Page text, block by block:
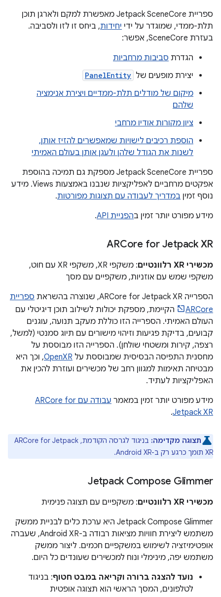
ספריית Jetpack SceneCore מאפשרת למקם ולארגן תוכן
תלת-ממדי, שמוגדר על ידי יחידות, ביחס זו לזו ולסביבה.
בעזרת SceneCore, אפשר:
הגדרת סביבות מרחביות
יצירת מופעים של PanelEntity
מיקום של מודלים תלת-ממדיים ויצירת אנימציה
שלהם
ציון מקורות אודיו מרחבי
הוספת רכיבים לישויות שמאפשרים להזיז אותן,
לשנות את הגודל שלהן ולעגן אותן בעולם האמיתי
ספריית Jetpack SceneCore מספקת גם תמיכה בהוספת
אפקטים מרחביים לאפליקציות שנבנו באמצעות Views. מידע
נוסף זמין במדריך לעבודה עם תצוגות מפורטות.
מידע מפורט יותר זמין בהפניית API .
‫ARCore for Jetpack XR
מכשירי XR רלוונטיים
: משקפי XR, משקפי XR עם חוט,
משקפי שמש עם אוזניות, משקפיים עם מסך
הספרייה ARCore for Jetpack XR, שנוצרה בהשראת
ספריית
ARCore
הקיימת, מספקת יכולות לשילוב תוכן דיגיטלי עם
העולם האמיתי. הספרייה הזו כוללת מעקב תנועה, עוגנים
קבועים, בדיקת פגיעות וזיהוי מישורים עם תיוג סמנטי (למשל,
רצפה, קירות ומשטחי שולחן). הספרייה הזו מבוססת על
מחסנית התפיסה הבסיסית שמבוססת על OpenXR, וכך היא
מבטיחה תאימות למגוון רחב של מכשירים ועוזרת להכין את
האפליקציות לעתיד.
מידע מפורט יותר זמין במאמר
עבודה עם ARCore for
Jetpack XR
.
תצוגה מקדימה:
בניגוד לגרסה הקודמת, ARCore for Jetpack
XR תומך כרגע רק ב-Android XR.
Jetpack Compose Glimmer
מכשירי XR רלוונטיים
: משקפיים עם תצוגה פנימית
‫Jetpack Compose Glimmer היא ערכת כלים לבניית ממשק
משתמש ליצירת חוויות מציאות רבודה ב-Android XR, שעברה
אופטימיזציה לשימוש במשקפיים חכמים. ליצור ממשק
משתמש יפה, מינימלי ונוח למכשירים שעונדים כל היום.
נועד להצגה ברורה וקריאה במבט חטוף: בניגוד
לטלפונים, המסך הראשי הוא תצוגה אופטית